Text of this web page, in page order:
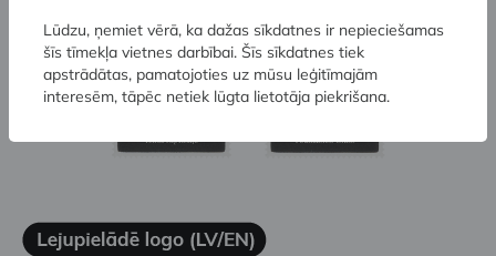
Lūdzu, ņemiet vērā, ka dažas sīkdatnes ir nepieciešamas
šīs tīmekļa vietnes darbībai. Šīs sīkdatnes tiek
apstrādātas, pamatojoties uz mūsu leģitīmajām
interesēm, tāpēc netiek lūgta lietotāja piekrišana.